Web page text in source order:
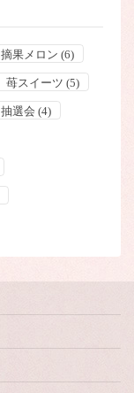
摘果メロン (6)
苺スイーツ (5)
抽選会 (4)